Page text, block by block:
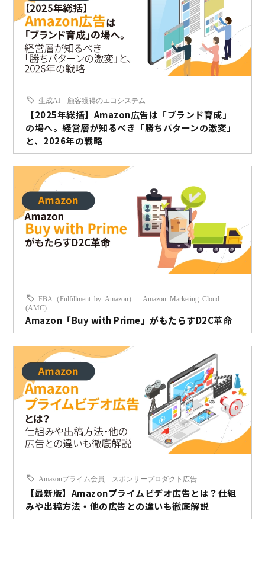
生成AI 顧客獲得のエコシステム
【2025年総括】Amazon広告は「ブランド育成」
の場へ。経営層が知るべき「勝ちパターンの激変」
と、2026年の戦略
FBA（Fulfillment by Amazon）
Amazon Marketing Cloud
(AMC)
Amazon「Buy with Prime」がもたらすD2C革命
Amazonプライム会員 スポンサープロダクト広告
【最新版】Amazonプライムビデオ広告とは？仕組
みや出稿方法・他の広告との違いも徹底解説